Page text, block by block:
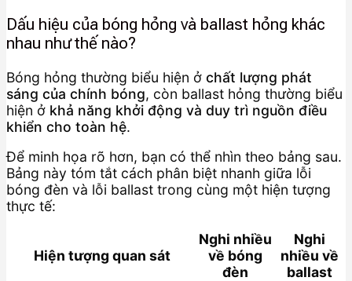
Dấu hiệu của bóng hỏng và ballast hỏng khác
nhau như thế nào?
Bóng hỏng thường biểu hiện ở chất lượng phát
sáng của chính bóng, còn ballast hỏng thường biểu
hiện ở khả năng khởi động và duy trì nguồn điều
khiển cho toàn hệ.
Để minh họa rõ hơn, bạn có thể nhìn theo bảng sau.
Bảng này tóm tắt cách phân biệt nhanh giữa lỗi
bóng đèn và lỗi ballast trong cùng một hiện tượng
thực tế:
Hiện tượng quan sát
Nghi nhiều
về bóng
đèn
Nghi
nhiều về
ballast